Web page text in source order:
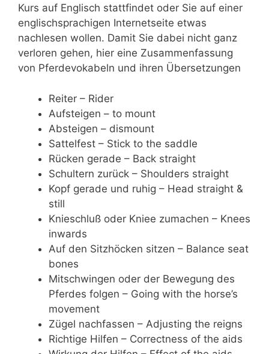
Kurs auf Englisch stattfindet oder Sie auf einer
englischsprachigen Internetseite etwas
nachlesen wollen. Damit Sie dabei nicht ganz
verloren gehen, hier eine Zusammenfassung
von Pferdevokabeln und ihren Übersetzungen
Reiter – Rider
Aufsteigen – to mount
Absteigen – dismount
Sattelfest – Stick to the saddle
Rücken gerade – Back straight
Schultern zurück – Shoulders straight
Kopf gerade und ruhig – Head straight &
still
Knieschluß oder Kniee zumachen – Knees
inwards
Auf den Sitzhöcken sitzen – Balance seat
bones
Mitschwingen oder der Bewegung des
Pferdes folgen – Going with the horse’s
movement
Zügel nachfassen – Adjusting the reigns
Richtige Hilfen – Correctness of the aids